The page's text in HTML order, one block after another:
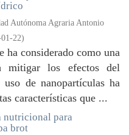
Autónoma Agraria Antonio
22)
ha considerado como una
mitigar los efectos del
de nanopartículas ha
características que ...
nutricional para
brot